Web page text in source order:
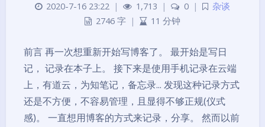
2020-7-16 23:22 | 1,713 | 0 |
杂谈
2746 字 | 11 分钟
前言 再一次想重新开始写博客了。 最开始是写日
记， 记录在本子上。 接下来是使用手机记录在云端
上，有道云，为知笔记，备忘录... 发现这种记录方式
还是不方便，不容易管理，且显得不够正规(仪式
感)。 一直想用博客的方式来记录，分享。 然而以前